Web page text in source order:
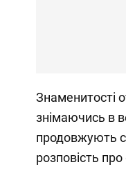
Знаменитості
знімаючись в
продовжують
розповість